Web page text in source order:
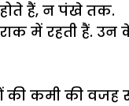
होते हैं, न पंखे तक.
में रहती हैं.
की कमी की